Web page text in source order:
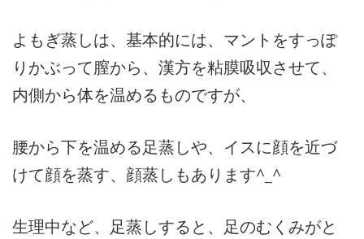
よもぎ蒸しは、基本的には、マントをすっぽ
りかぶって膣から、漢方を粘膜吸収させて、
内側から体を温めるものですが、
腰から下を温める足蒸しや、イスに顔を近づ
けて顔を蒸す、顔蒸しもあります^_^
生理中など、足蒸しすると、足のむくみがと